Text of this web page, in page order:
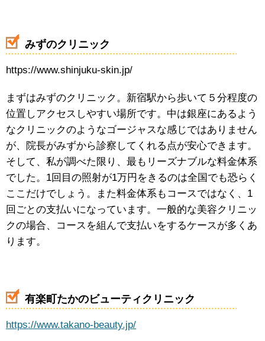
みずのクリニック
https://www.shinjuku-skin.jp/
まずはみずのクリニック。新宿駅から歩いて５分程度の
位置しアクセスしやすい場所です。中は銀座にあるよう
なクリニックのようなゴージャスな感じではありません
が、院長がみずから診察してくれる点が安心できます。
そして、私が調べた限り、最もリーズナブルな料金体系
でした。1回目の照射が1万円をきるのは全国でも恐らく
ここだけでしょう。また料金体系もコースではなく、1
回ごとの支払いになっています。一般的な美容クリニッ
クの場合、コースを組んで支払いをするケースが多くあ
ります。
有楽町たかのビューティクリニック
https://www.takano-beauty.jp/